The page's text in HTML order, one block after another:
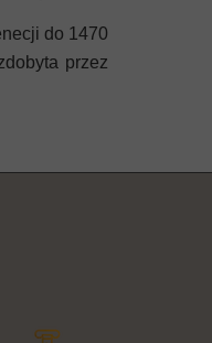
do 1470
przez